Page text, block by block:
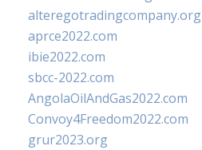
alteregotradingcompany.org
aprce2022.com
ibie2022.com
sbcc-2022.com
AngolaOilAndGas2022.com
Convoy4Freedom2022.com
grur2023.org